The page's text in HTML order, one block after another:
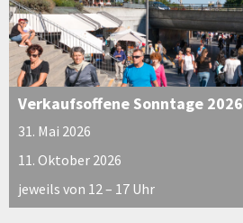
Verkaufsoffene Sonntage 2026
31. Mai 2026
11. Oktober 2026
jeweils von 12 – 17 Uhr